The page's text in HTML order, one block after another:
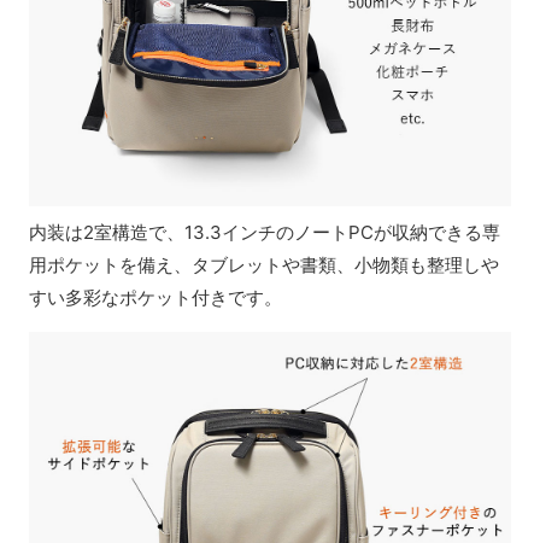
内装は2室構造で、13.3インチのノートPCが収納できる専
用ポケットを備え、タブレットや書類、小物類も整理しや
すい多彩なポケット付きです。